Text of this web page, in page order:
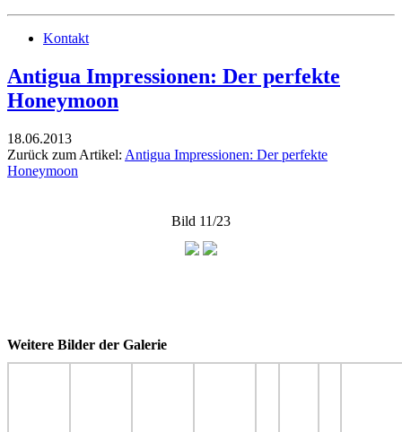
Kontakt
Antigua Impressionen: Der perfekte
Honeymoon
18.06.2013
Zurück zum Artikel: Antigua Impressionen: Der perfekte
Honeymoon
Bild 11/23
Weitere Bilder der Galerie